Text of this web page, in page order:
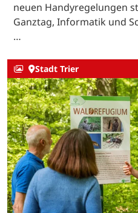
neuen Handyregelungen
Ganztag, Informatik und
…
Stadt Trier